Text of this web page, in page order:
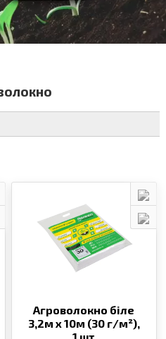
Агроволокно біле
3,2м х 10м (30 г/м²),
1 шт